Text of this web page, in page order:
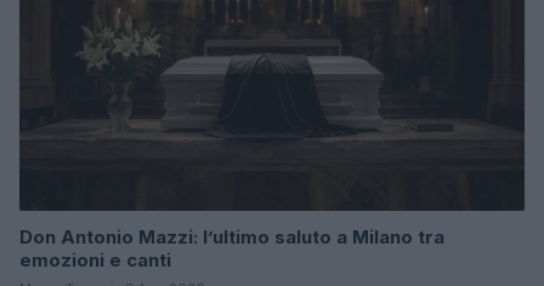
Don Antonio Mazzi: l’ultimo saluto a Milano tra
emozioni e canti